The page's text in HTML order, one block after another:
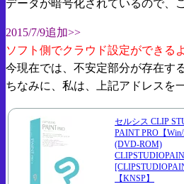
データが暗号化されているので、
2015/7/9追加>>
ソフト側でクラウド設定ができる
今現在では、不安定部分が存在す
ちなみに、私は、上記アドレスを
セルシス CLIP
PAINT PRO【Win/
(DVD-ROM)
【KNSP】